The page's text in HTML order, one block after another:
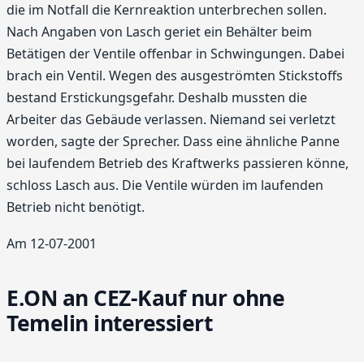
die im Notfall die Kernreaktion unterbrechen sollen.
Nach Angaben von Lasch geriet ein Behälter beim
Betätigen der Ventile offenbar in Schwingungen. Dabei
brach ein Ventil. Wegen des ausgeströmten Stickstoffs
bestand Erstickungsgefahr. Deshalb mussten die
Arbeiter das Gebäude verlassen. Niemand sei verletzt
worden, sagte der Sprecher. Dass eine ähnliche Panne
bei laufendem Betrieb des Kraftwerks passieren könne,
schloss Lasch aus. Die Ventile würden im laufenden
Betrieb nicht benötigt.
Am 12-07-2001
E.ON an CEZ-Kauf nur ohne
Temelin interessiert